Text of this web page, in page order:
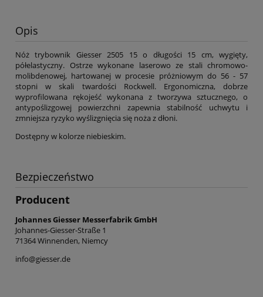
Opis
Nóż trybownik Giesser 2505 15 o długości 15 cm, wygięty,
półelastyczny. Ostrze wykonane laserowo ze stali chromowo-
molibdenowej, hartowanej w procesie próżniowym do 56 - 57
stopni w skali twardości Rockwell. Ergonomiczna, dobrze
wyprofilowana rękojeść wykonana z tworzywa sztucznego, o
antypoślizgowej powierzchni zapewnia stabilność uchwytu i
zmniejsza ryzyko wyślizgnięcia się noża z dłoni.
Dostępny w kolorze niebieskim.
Bezpieczeństwo
Producent
Johannes Giesser Messerfabrik GmbH
Johannes-Giesser-Straße 1
71364 Winnenden, Niemcy
info@giesser.de